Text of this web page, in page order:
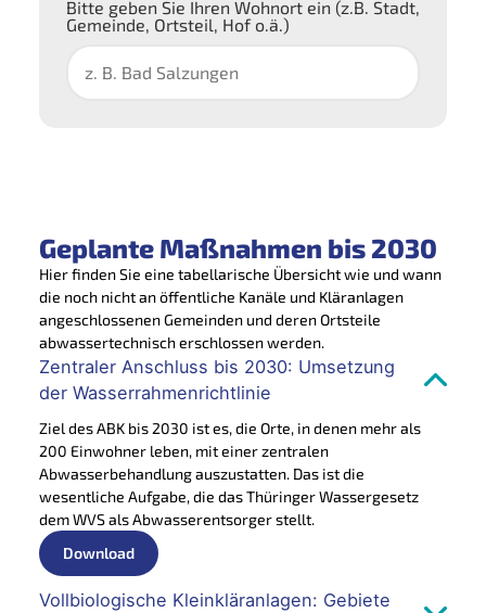
Bitte geben Sie Ihren Wohnort ein (z.B. Stadt,
Gemeinde, Ortsteil, Hof o.ä.)
Geplante Maßnahmen bis 2030
Hier finden Sie eine tabellarische Übersicht wie und wann
die noch nicht an öffentliche Kanäle und Kläranlagen
angeschlossenen Gemeinden und deren Ortsteile
abwassertechnisch erschlossen werden.
Zentraler Anschluss bis 2030: Umsetzung
der Wasserrahmenrichtlinie
Ziel des ABK bis 2030 ist es, die Orte, in denen mehr als
200 Einwohner leben, mit einer zentralen
Abwasserbehandlung auszustatten. Das ist die
wesentliche Aufgabe, die das Thüringer Wassergesetz
dem WVS als Abwasserentsorger stellt.
Download
Vollbiologische Kleinkläranlagen: Gebiete